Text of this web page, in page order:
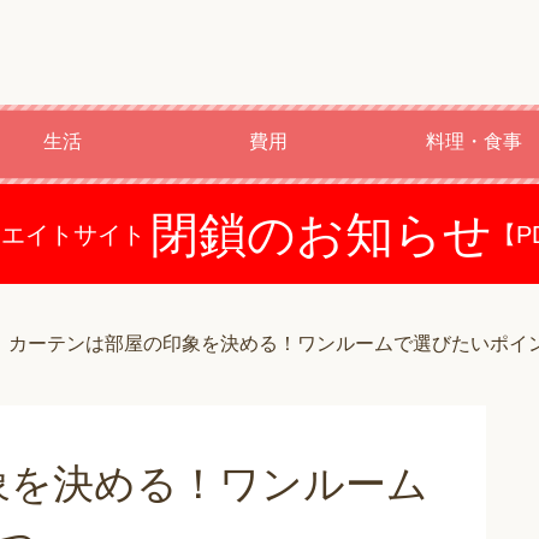
生活 費用 料理・食事
イトサイト 閉鎖のお知らせ 【
カーテンは部屋の印象を決める！ワンルームで選びたいポイ
決める！ワンルーム